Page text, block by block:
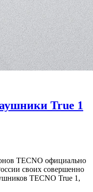
True 1
TECNO официально
своих совершенно
TECNO True 1,